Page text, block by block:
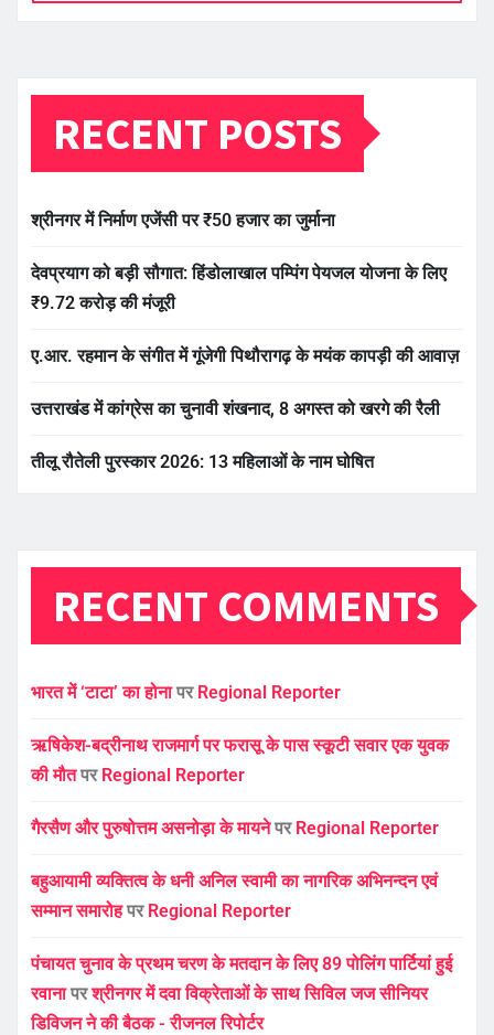
RECENT POSTS
श्रीनगर में निर्माण एजेंसी पर ₹50 हजार का जुर्माना
देवप्रयाग को बड़ी सौगात: हिंडोलाखाल पम्पिंग पेयजल योजना के लिए
₹9.72 करोड़ की मंजूरी
ए.आर. रहमान के संगीत में गूंजेगी पिथौरागढ़ के मयंक कापड़ी की आवाज़
उत्तराखंड में कांग्रेस का चुनावी शंखनाद, 8 अगस्त को खरगे की रैली
तीलू रौतेली पुरस्कार 2026: 13 महिलाओं के नाम घोषित
RECENT COMMENTS
भारत में ‘टाटा’ का होनापर Regional Reporter
ऋषिकेश-बद्रीनाथ राजमार्ग पर फरासू के पास स्कूटी सवार एक युवक
की मौतपर Regional Reporter
गैरसैण और पुरुषोत्तम असनोड़ा के मायनेपर Regional Reporter
बहुआयामी व्यक्तित्व के धनी अनिल स्वामी का नागरिक अभिनन्दन एवं
सम्मान समारोहपर Regional Reporter
पंचायत चुनाव के प्रथम चरण के मतदान के लिए 89 पोलिंग पार्टियां हुई
रवानापरश्रीनगर में दवा विक्रेताओं के साथ सिविल जज सीनियर
डिविजन ने की बैठक - रीजनल रिपोर्टर